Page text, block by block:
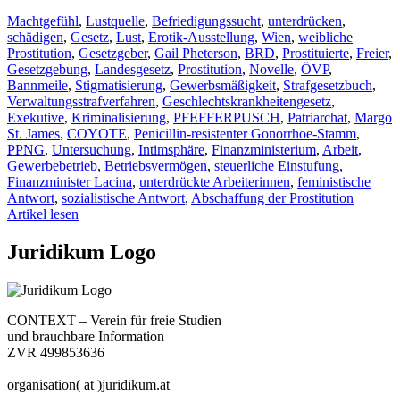
Machtgefühl, Lustquelle, Befriedigungssucht, unterdrücken,
schädigen, Gesetz, Lust, Erotik-Ausstellung, Wien, weibliche
Prostitution, Gesetzgeber, Gail Pheterson, BRD, Prostituierte, Freier,
Gesetzgebung, Landesgesetz, Prostitution, Novelle, ÖVP,
Bannmeile, Stigmatisierung, Gewerbsmäßigkeit, Strafgesetzbuch,
Verwaltungsstrafverfahren, Geschlechtskrankheitengesetz,
Exekutive, Kriminalisierung, PFEFFERPUSCH, Patriarchat, Margo
St. James, COYOTE, Penicillin-resistenter Gonorrhoe-Stamm,
PPNG, Untersuchung, Intimsphäre, Finanzministerium, Arbeit,
Gewerbebetrieb, Betriebsvermögen, steuerliche Einstufung,
Finanzminister Lacina, unterdrückte Arbeiterinnen, feministische
Antwort, sozialistische Antwort, Abschaffung der Prostitution
Artikel lesen
Juridikum Logo
CONTEXT – Verein für freie Studien
und brauchbare Information
ZVR 499853636
organisation( at )juridikum.at